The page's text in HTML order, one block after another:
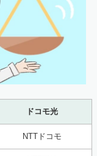
ドコモ光
NTTドコモ